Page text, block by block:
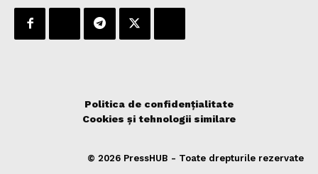
Politica de confidențialitate
Cookies și tehnologii similare
© 2026 PressHUB - Toate drepturile rezervate